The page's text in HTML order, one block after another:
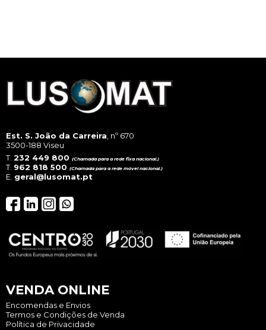
Est. S. João da Carreira , nº 670
3500-188 Viseu
T. 232 449 800 (Chamada para a rede fixa nacional.)
T. 962 818 500 (Chamada para a rede móvel nacional.)
E. geral@lusomat.pt
VENDA ONLINE
Encomendas e Envios
Termos e Condições de Venda
Política de Privacidade